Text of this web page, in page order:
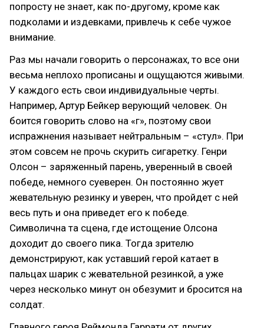
попросту не знает, как по-другому, кроме как
подколами и издевками, привлечь к себе чужое
внимание.
Раз мы начали говорить о персонажах, то все они
весьма неплохо прописаны и ощущаются живыми.
У каждого есть свои индивидуальные черты.
Например, Артур Бейкер верующий человек. Он
боится говорить слово на «г», поэтому свои
испражнения называет нейтральным – «стул». При
этом совсем не прочь скурить сигаретку. Генри
Олсон – заряженный парень, уверенный в своей
победе, немного суеверен. Он постоянно жует
жевательную резинку и уверен, что пройдет с ней
весь путь и она приведет его к победе.
Символична та сцена, где истощение Олсона
доходит до своего пика. Тогда зрителю
демонстрируют, как уставший герой катает в
пальцах шарик с жевательной резинкой, а уже
через несколько минут он обезумит и бросится на
солдат.